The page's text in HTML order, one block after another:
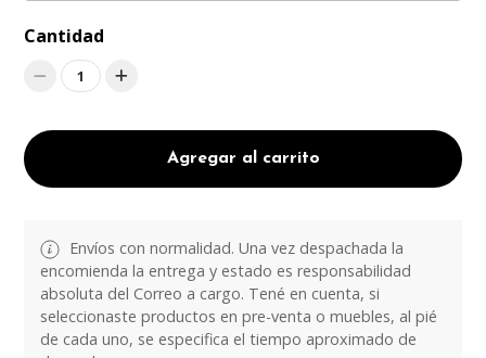
Cantidad
1
Agregar al carrito
Envíos con normalidad. Una vez despachada la
encomienda la entrega y estado es responsabilidad
absoluta del Correo a cargo. Tené en cuenta, si
seleccionaste productos en pre-venta o muebles, al pié
de cada uno, se especifica el tiempo aproximado de